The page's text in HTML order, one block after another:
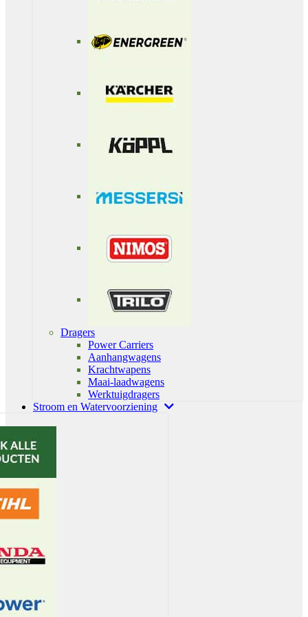
Dragers
Power Carriers
Aanhangwagens
Krachtwapens
Maai-laadwagens
Werktuigdragers
Stroom en Watervoorziening